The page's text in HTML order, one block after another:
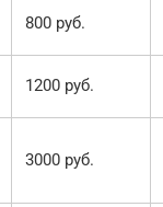
800 руб.
1200 руб.
3000 руб.